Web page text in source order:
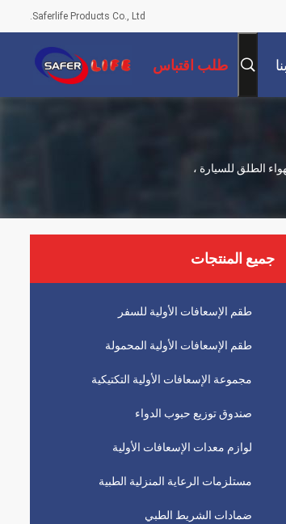
Saferlife Products Co., Ltd.
طلب اقتباس
الطلق للسيارة ،
جميع المنتجات
طقم الإسعافات الأولية للسفر
طقم الإسعافات الأولية المحمولة
مجموعة الإسعافات الأولية التكتيكية
صندوق توزيع حبوب الدواء
لوازم معدات الإسعافات الأولية
مستلزمات الرعاية المنزلية الطبية
ضمادات الشريط الطبي